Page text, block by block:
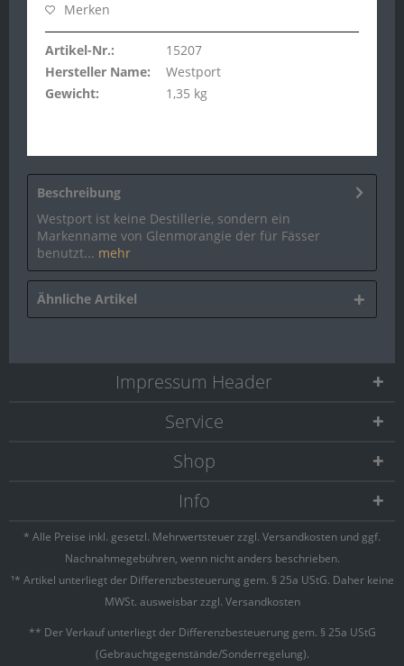
Merken
Artikel-Nr.:
15207
Hersteller Name:
Westport
Gewicht:
1,35 kg
Beschreibung
Westport ist keine Destillerie, sondern ein
Markenname von Glenmorangie der für Fässer
benutzt... mehr
Ähnliche Artikel
Service
Shop
Info
Impressum Header
* Alle Preise inkl. gesetzl. Mehrwertsteuer zzgl. Versandkosten und ggf.
Nachnahmegebühren, wenn nicht anders beschrieben.
¹* Artikel unterliegt der Differenzbesteuerung gem. § 25a UStG. Daher keine
MWSt. ausweisbar zzgl. Versandkosten
** Der Verkauf unterliegt der Differenzbesteuerung gem. § 25a UStG
(Gebrauchtgegenstände/Sonderregelung).